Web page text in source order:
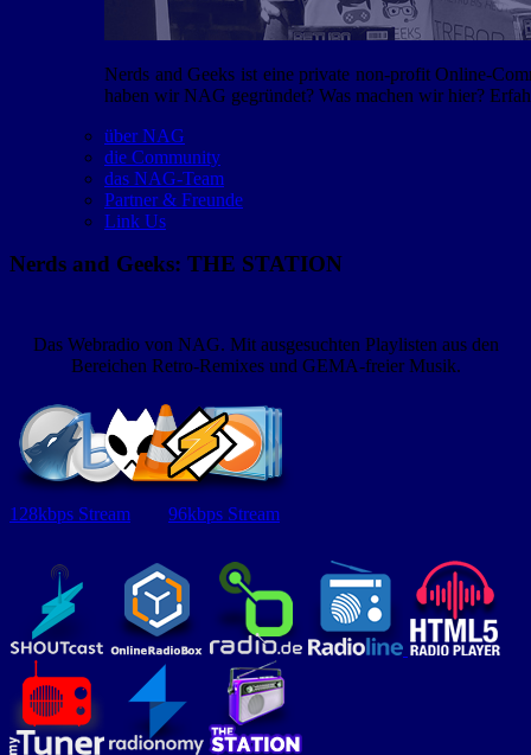
Nerds and Geeks ist eine private non-profit Online-
haben wir NAG gegründet? Was machen wir hier?
über NAG
die Community
das NAG-Team
Partner & Freunde
Link Us
Nerds and Geeks: THE STATION
Das Webradio von NAG. Mit ausgesuchten Playlisten aus den
Bereichen Retro-Remixes und GEMA-freier Musik.
128kbps Stream 96kbps Stream